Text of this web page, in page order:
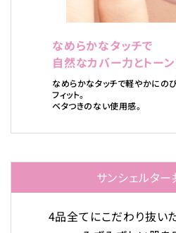
なめらかなタッチで
自然なカバー力とトーン
なめらかなタッチで軽やかにの
フィット。
ベタつきのない使用感。
サンシェルタ
4品全てにこだわり抜い